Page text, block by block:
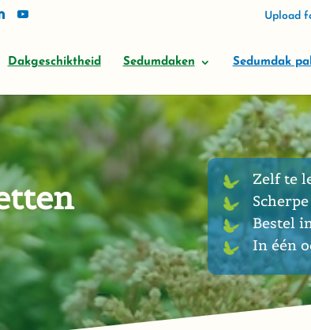
Upload
Dakgeschiktheid Sedumdaken Sedumdak
Zelf te
Bestel
In één